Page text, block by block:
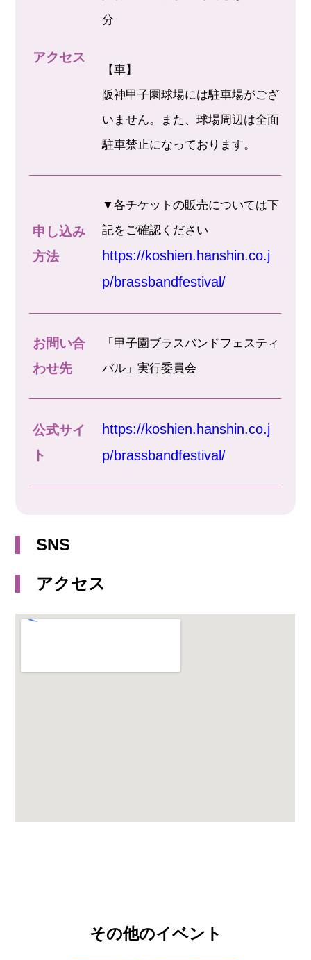
アクセス
分
【車】
阪神甲子園球場には駐車場がござ
いません。また、球場周辺は全面
駐車禁止になっております。
申し込み
方法
▼各チケットの販売については下
記をご確認ください
https://koshien.hanshin.co.j
p/brassbandfestival/
お問い合
わせ先
「甲子園ブラスバンドフェスティ
バル」実行委員会
公式サイ
ト
https://koshien.hanshin.co.j
p/brassbandfestival/
SNS
アクセス
その他のイベント